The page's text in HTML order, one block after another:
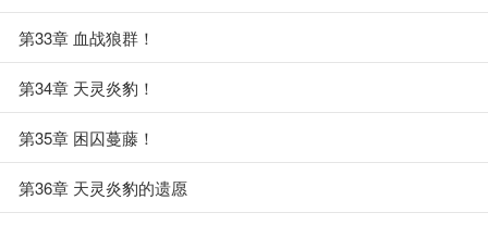
第33章 血战狼群！
第34章 天灵炎豹！
第35章 困囚蔓藤！
第36章 天灵炎豹的遗愿